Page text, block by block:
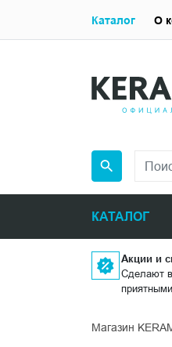
КАТАЛОГ
Каталог О
Акции и
Сделают
приятными
Магазин